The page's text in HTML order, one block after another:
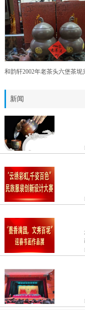
新闻